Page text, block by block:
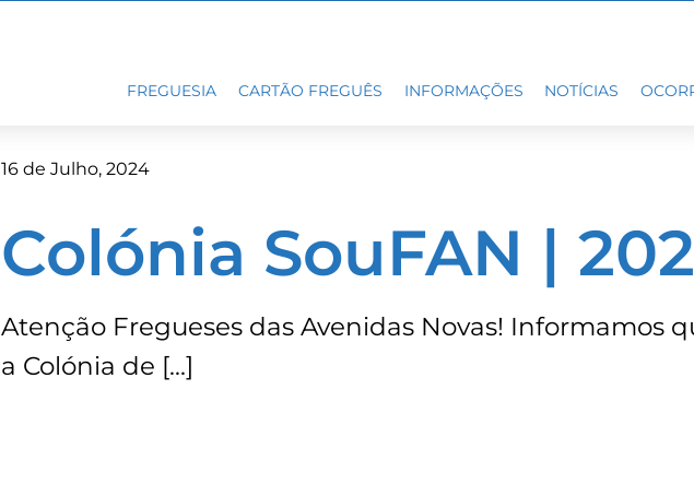
FREGUESIA CARTÃO FREGUÊS INFORMAÇÕES NOTÍCIAS
16 de Julho, 2024
Colónia SouFAN |
Atenção Fregueses das Avenidas Novas! Informamos
a Colónia de […]